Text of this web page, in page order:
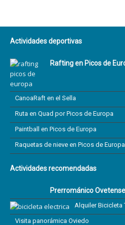
Actividades deportivas
Rafting en Picos de
CanoaRaft en el Sella
Ruta en Quad por Picos de Europa
Paintball en Picos de Europa
Raquetas de nieve en Picos de Europa
Actividades recomendadas
Prerrománico Ovetense
Alquiler Bicicleta
Visita panorámica Oviedo